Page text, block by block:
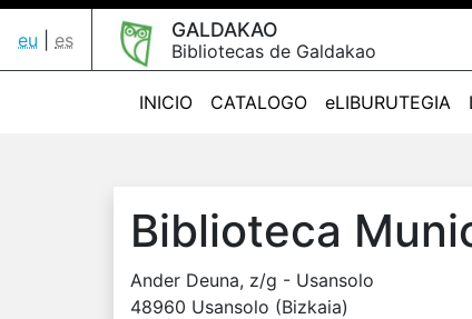
eu es GALDAKAO
Bibliotecas de Galdakao
INICIO CATALOGO eLIBURUTEGIA
Biblioteca
Ander Deuna, z/g - Usansolo
48960 Usansolo (Bizkaia)